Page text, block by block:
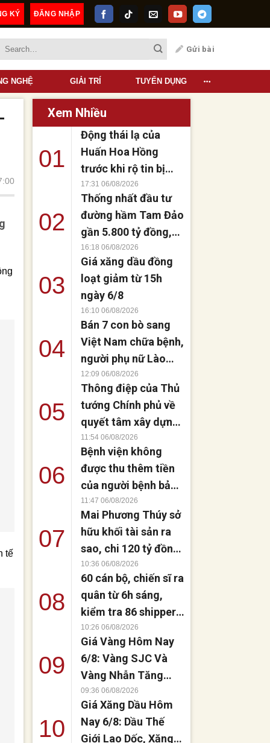
KÝ ĐĂNG NHẬP
Quảng Cáo Gửi bài
NGHỆ GIẢI TRÍ TUYỂN DỤNG
tế
Xem Nhiều
01
Động thái lạ của
Huấn Hoa Hồng
trước khi rộ tin bị
bắt, thực hư thế
nào?
17:31 06/08/2026
02
Thống nhất đầu tư
đường hầm Tam Đảo
gần 5.800 tỷ đồng,
rút ngắn 40 km kết
nối vùng
16:18 06/08/2026
03
Giá xăng dầu đồng
loạt giảm từ 15h
ngày 6/8
16:10 06/08/2026
04
Bán 7 con bò sang
Việt Nam chữa bệnh,
người phụ nữ Lào
đứng dậy sau 8
tháng liệt giường
12:09 06/08/2026
05
Thông điệp của Thủ
tướng Chính phủ về
quyết tâm xây dựng
không gian mạng an
toàn, tin cậy và nhân
văn
11:54 06/08/2026
06
Bệnh viện không
được thu thêm tiền
của người bệnh bảo
hiểm y tế nếu không
đăng ký khám theo
yêu cầu
11:47 06/08/2026
07
Mai Phương Thúy sở
hữu khối tài sản ra
sao, chi 120 tỷ đồng
mua nhà tặng em
gái?
10:36 06/08/2026
08
60 cán bộ, chiến sĩ ra
quân từ 6h sáng,
kiểm tra 86 shipper
tại Đà Nẵng
10:26 06/08/2026
09
Giá Vàng Hôm Nay
6/8: Vàng SJC Và
Vàng Nhẫn Tăng
Mạnh, Thế Giới
Hướng Tới Mốc
4.300 USD/Ounce
09:36 06/08/2026
10
Giá Xăng Dầu Hôm
Nay 6/8: Dầu Thế
Giới Lao Dốc, Xăng